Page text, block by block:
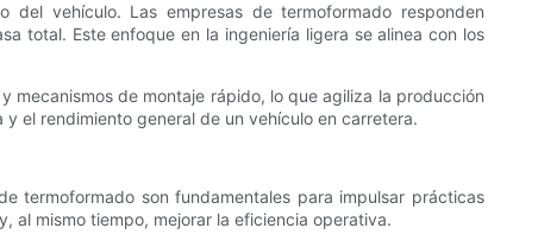
vehículo. Las empresas de termoformado responden
total. Este enfoque en la ingeniería ligera se alinea con los
mecanismos de montaje rápido, lo que agiliza la producción
el rendimiento general de un vehículo en carretera.
termoformado son fundamentales para impulsar prácticas
al mismo tiempo, mejorar la eficiencia operativa.